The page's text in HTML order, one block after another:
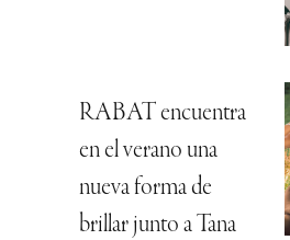
RABAT encuentra
en el verano una
nueva forma de
brillar junto a Tana